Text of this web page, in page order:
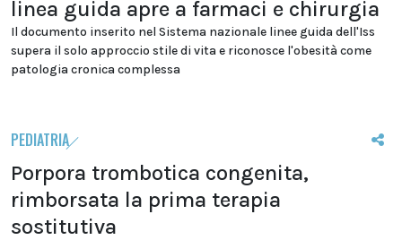
linea guida apre a farmaci e chirurgia
Il documento inserito nel Sistema nazionale linee guida dell'Iss
supera il solo approccio stile di vita e riconosce l'obesità come
patologia cronica complessa
PEDIATRIA
Porpora trombotica congenita,
rimborsata la prima terapia
sostitutiva